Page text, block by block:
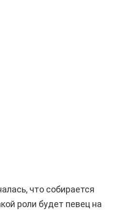
что собирается
роли будет певец на